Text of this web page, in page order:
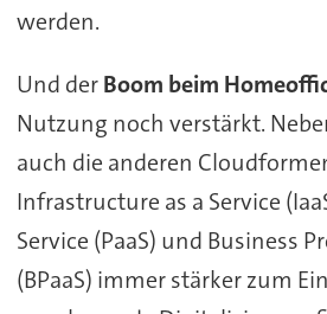
werden.
Und derBoom beim
Nutzung noch verstärkt.
auch die anderen
Infrastructure as a Service
Service (PaaS) und Business
(BPaaS) immer stärker zum